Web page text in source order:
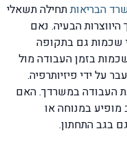
הבריאותתחילה תשאלי
הבעיה. נאם
שכמות גם בתקופה
בזמן העבודה מול
על ידי פיזיותרפיה.
העבודה במשרדך. האם
במנוחה או
בגב התחתון.